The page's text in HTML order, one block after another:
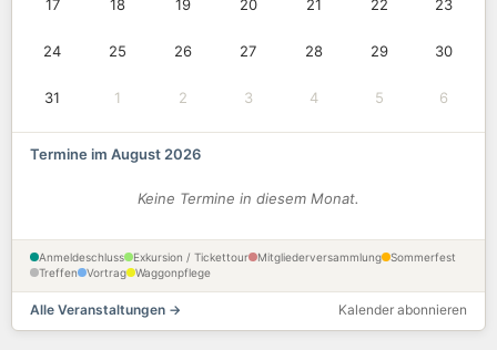
17 18 19 20 21 22 23
24 25 26 27 28 29 30
31 1 2 3 4 5 6
Termine im August 2026
Keine Termine in diesem Monat.
Anmeldeschluss Exkursion / Tickettour Mitgliederversammlung
Sommerfest
Treffen
Vortrag Waggonpflege
Alle Veranstaltungen → Kalender abonnieren